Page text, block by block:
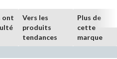
ont
Vers les
produits
tendances
Plus de
cette
marque